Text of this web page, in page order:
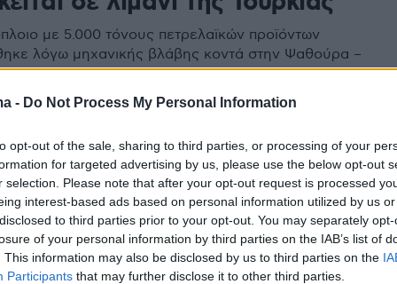
- Do Not Process My Personal Information
opt-out of the sale, sharing to third parties, or processing of your
for targeted advertising by us, please use the below opt-out
selection. Please note that after your opt-out request is processed
interest-based ads based on personal information utilized by us
to third parties prior to your opt-out. You may separately
of your personal information by third parties on the IAB’s list of
This information may also be disclosed by us to third parties on the
Participants that may further disclose it to other third parties.
με 5.000 τόνους πετρελαϊκών προϊόντων
λόγω μηχανικής βλάβης κοντά στην Ψαθούρα –
«Αιγαίον Πέλαγος» ολοκλήρωσε με
έκτακτης ανάγκης λόγω
Τήνος και Αλόννησος
για ακόμη τρεις μήνες το αντίστοιχο καθεστώς στο
Λευκάδας
6